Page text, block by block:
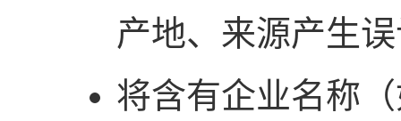
产地、来源产生
将含有企业名称